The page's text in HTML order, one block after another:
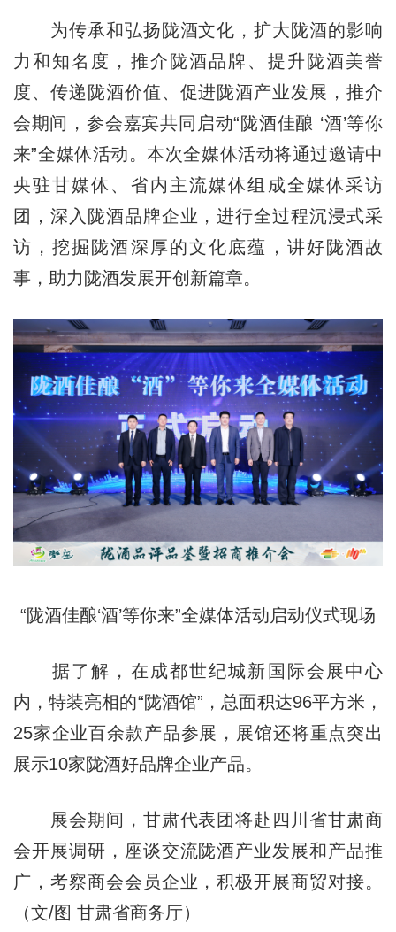
为传承和弘扬陇酒文化，扩大陇酒的影响
力和知名度，推介陇酒品牌、提升陇酒美誉
度、传递陇酒价值、促进陇酒产业发展，推介
会期间，参会嘉宾共同启动“陇酒佳酿 ‘酒’等你
来”全媒体活动。本次全媒体活动将通过邀请中
央驻甘媒体、省内主流媒体组成全媒体采访
团，深入陇酒品牌企业，进行全过程沉浸式采
访，挖掘陇酒深厚的文化底蕴，讲好陇酒故
事，助力陇酒发展开创新篇章。
“陇酒佳酿‘酒’等你来”全媒体活动启动仪式现场
据了解，在成都世纪城新国际会展中心
内，特装亮相的“陇酒馆”，总面积达96平方米，
25家企业百余款产品参展，展馆还将重点突出
展示10家陇酒好品牌企业产品。
展会期间，甘肃代表团将赴四川省甘肃商
会开展调研，座谈交流陇酒产业发展和产品推
广，考察商会会员企业，积极开展商贸对接。
（文/图 甘肃省商务厅）